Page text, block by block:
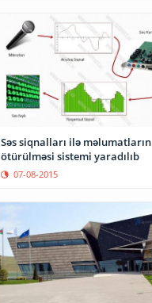
Səs siqnalları ilə məlumatların
ötürülməsi sistemi yaradılıb
07-08-2015